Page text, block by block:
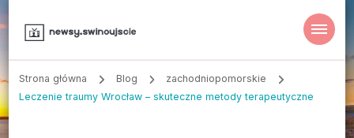
Strona główna Blog
zachodniopomorskie
Leczenie traumy Wrocław – skuteczne metody terapeutyczne